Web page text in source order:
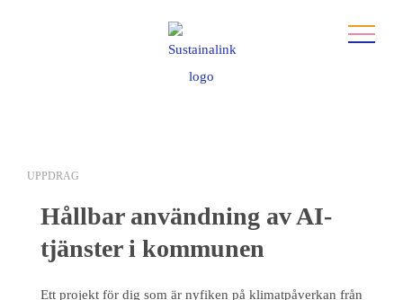
UPPDRAG
Hållbar användning av AI-
tjänster i kommunen
Ett projekt för dig som är nyfiken på klimatpåverkan från